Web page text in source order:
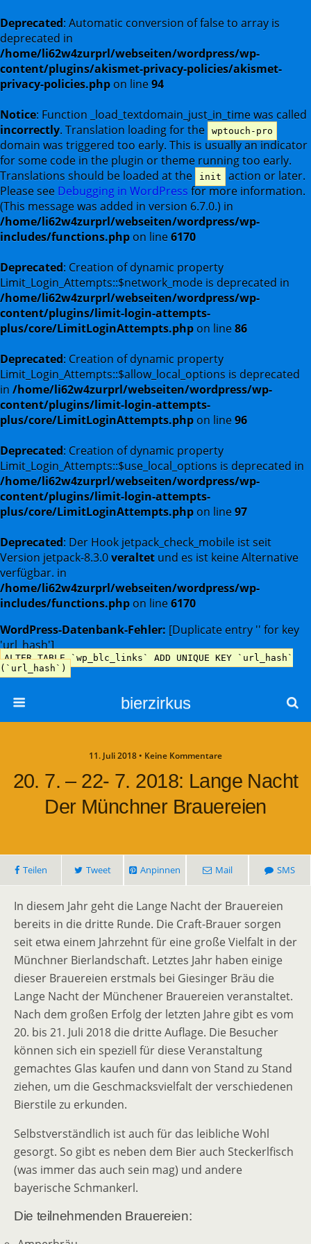
Deprecated: Automatic conversion of false to array is
deprecated in
/home/li62w4zurprl/webseiten/wordpress/wp-
content/plugins/akismet-privacy-policies/akismet-
privacy-policies.php on line94
Notice: Function _load_textdomain_just_in_time was called
incorrectly. Translation loading for the wptouch-pro
domain was triggered too early. This is usually an indicator
for some code in the plugin or theme running too early.
Translations should be loaded at the
init
action or later.
Please see Debugging in WordPress for more information.
(This message was added in version 6.7.0.) in
/home/li62w4zurprl/webseiten/wordpress/wp-
includes/functions.php on line6170
Deprecated: Creation of dynamic property
Limit_Login_Attempts::$network_mode is deprecated in
/home/li62w4zurprl/webseiten/wordpress/wp-
content/plugins/limit-login-attempts-
plus/core/LimitLoginAttempts.php on line86
Deprecated: Creation of dynamic property
Limit_Login_Attempts::$allow_local_options is deprecated
in /home/li62w4zurprl/webseiten/wordpress/wp-
content/plugins/limit-login-attempts-
plus/core/LimitLoginAttempts.php on line96
Deprecated: Creation of dynamic property
Limit_Login_Attempts::$use_local_options is deprecated in
/home/li62w4zurprl/webseiten/wordpress/wp-
content/plugins/limit-login-attempts-
plus/core/LimitLoginAttempts.php on line97
Deprecated: Der Hook jetpack_check_mobile ist seit
Version jetpack-8.3.0veraltet und es ist keine Alternative
verfügbar. in
/home/li62w4zurprl/webseiten/wordpress/wp-
includes/functions.php on line6170
WordPress-Datenbank-Fehler: [Duplicate entry '' for key
'url_hash']
ALTER TABLE `wp_blc_links` ADD UNIQUE KEY `url_hash`
(`url_hash`)
bierzirkus
11. Juli 2018 • Keine Kommentare
20. 7. – 22- 7. 2018: Lange Nacht
Der Münchner Brauereien
Teilen Tweet Anpinnen Mail SMS
In diesem Jahr geht die Lange Nacht der Brauereien
bereits in die dritte Runde. Die Craft-Brauer sorgen
seit etwa einem Jahrzehnt für eine große Vielfalt in der
Münchner Bierlandschaft. Letztes Jahr haben einige
dieser Brauereien erstmals bei Giesinger Bräu die
Lange Nacht der Münchener Brauereien veranstaltet.
Nach dem großen Erfolg der letzten Jahre gibt es vom
20. bis 21. Juli 2018 die dritte Auflage. Die Besucher
können sich ein speziell für diese Veranstaltung
gemachtes Glas kaufen und dann von Stand zu Stand
ziehen, um die Geschmacksvielfalt der verschiedenen
Bierstile zu erkunden.
Selbstverständlich ist auch für das leibliche Wohl
gesorgt. So gibt es neben dem Bier auch Steckerlfisch
(was immer das auch sein mag) und andere
bayerische Schmankerl.
Die teilnehmenden Brauereien: